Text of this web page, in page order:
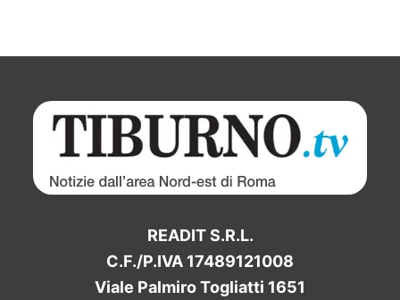
READIT S.R.L.
C.F./P.IVA 17489121008
Viale Palmiro Togliatti 1651